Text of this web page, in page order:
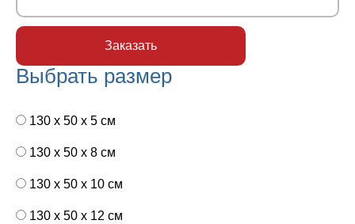
Выбрать размер
130 x 50 x 5 см
130 x 50 x 8 см
130 x 50 x 10 см
130 x 50 x 12 см